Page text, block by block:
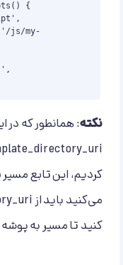
{
'/js/my-
نکته: همانطور که در
کردیم، این تابع مسیر
کنید تا مسیر به پوشه